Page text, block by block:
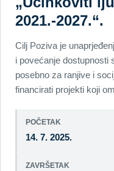
2021.-2027.“.
Cilj Poziva je
i povećanje dostupnosti
posebno za ranjive i
financirati projekti koji
POČETAK
14. 7. 2025.
ZAVRŠETAK